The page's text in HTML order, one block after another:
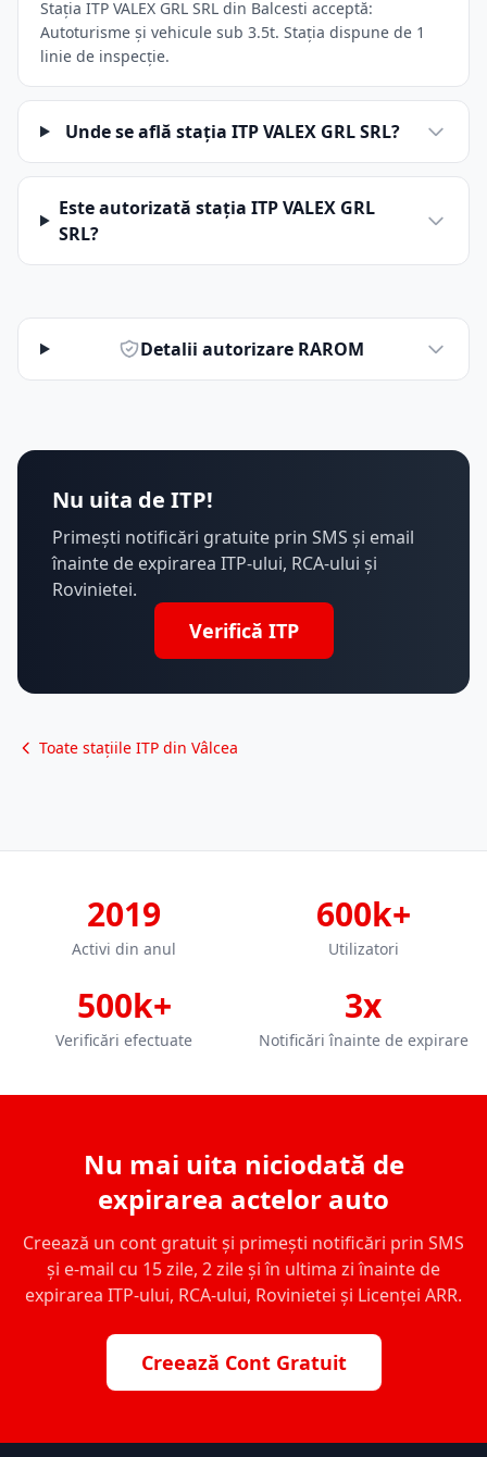
Stația ITP VALEX GRL SRL din Balcesti acceptă:
Autoturisme și vehicule sub 3.5t. Stația dispune de 1
linie de inspecție.
Unde se află stația ITP VALEX GRL SRL?
Este autorizată stația ITP VALEX GRL
SRL?
Detalii autorizare RAROM
Nu uita de ITP!
Primești notificări gratuite prin SMS și email
înainte de expirarea ITP-ului, RCA-ului și
Rovinietei.
Verifică ITP
Toate stațiile ITP din Vâlcea
2019
Activi din anul
600k+
Utilizatori
500k+
Verificări efectuate
3x
Notificări înainte de expirare
Nu mai uita niciodată de
expirarea actelor auto
Creează un cont gratuit și primești notificări prin SMS
și e-mail cu 15 zile, 2 zile și în ultima zi înainte de
expirarea ITP-ului, RCA-ului, Rovinietei și Licenței ARR.
Creează Cont Gratuit